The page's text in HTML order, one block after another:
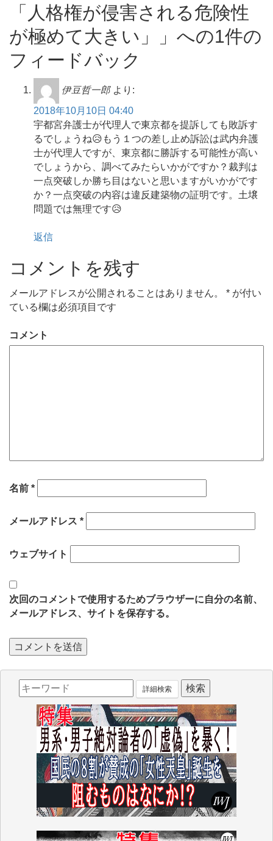
「人格権が侵害される危険性
が極めて大きい」」への1件の
フィードバック
伊豆哲一郎 より:
2018年10月10日 04:40
宇都宮弁護士が代理人で東京都を提訴しても敗訴す
るでしょうね😥もう１つの差し止め訴訟は武内弁護
士が代理人ですが、東京都に勝訴する可能性が高い
でしょうから、調べてみたらいかがですか？裁判は
一点突破しか勝ち目はないと思いますがいかがです
か？一点突破の内容は違反建築物の証明です。土壌
問題では無理です😥
返信
コメントを残す
メールアドレスが公開されることはありません。 * が付い
ている欄は必須項目です
コメント
名前 *
メールアドレス *
ウェブサイト
次回のコメントで使用するためブラウザーに自分の名前、
メールアドレス、サイトを保存する。
詳細検索